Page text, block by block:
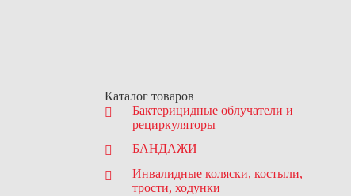
Каталог товаров
Бактерицидные облучатели и
рециркуляторы
БАНДАЖИ
Инвалидные коляски, костыли,
трости, ходунки